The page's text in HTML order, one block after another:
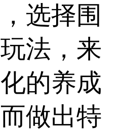
选择围
法，来
的养成
做出特